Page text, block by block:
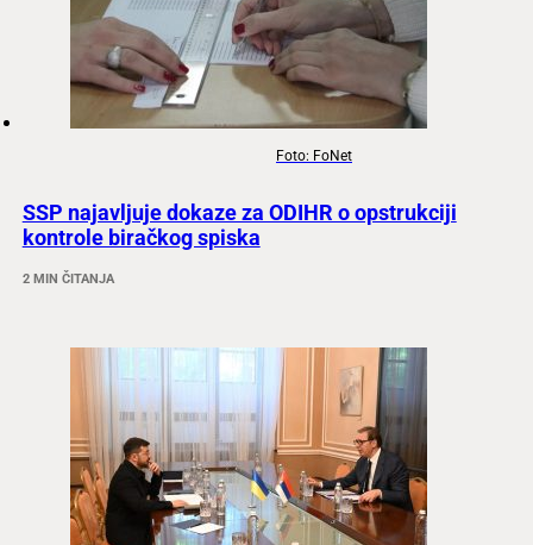
Foto: FoNet
SSP najavljuje dokaze za ODIHR o opstrukciji
kontrole biračkog spiska
2 MIN ČITANJA